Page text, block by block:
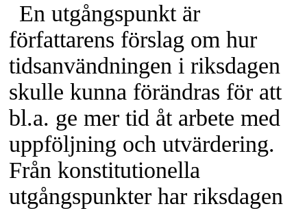
En utgångspunkt är
författarens förslag om hur
tidsanvändningen i riksdagen
skulle kunna förändras för att
bl.a. ge mer tid åt arbete med
uppföljning och utvärdering.
Från konstitutionella
utgångspunkter har riksdagen